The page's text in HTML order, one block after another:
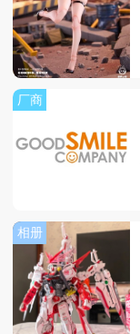
厂商
相册